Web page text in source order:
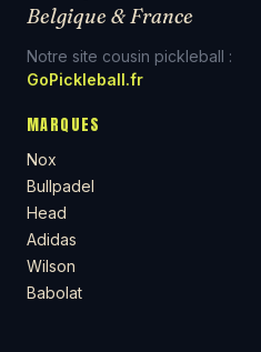
Belgique & France
Notre site cousin pickleball :
GoPickleball.fr
MARQUES
Nox
Bullpadel
Head
Adidas
Wilson
Babolat